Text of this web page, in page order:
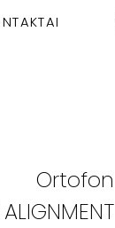
Ortofon